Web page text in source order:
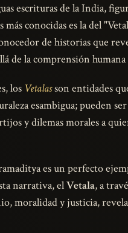
escrituras de la India,
conocidas es la del
de historias que
de la comprensión
los Vetalasson entidades
esambigua; pueden
y dilemas morales a
es un perfecto
narrativa, elVetala, a
moralidad y justicia,